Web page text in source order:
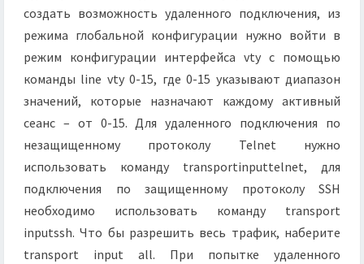
создать возможность удаленного подключения, из
режима глобальной конфигурации нужно войти в
режим конфигурации интерфейса vty с помощью
команды line vty 0-15, где 0-15 указывают диапазон
значений, которые назначают каждому активный
сеанс – от 0-15. Для удаленного подключения по
незащищенному протоколу Telnet нужно
использовать команду transportinputtelnet, для
подключения по защищенному протоколу SSH
необходимо использовать команду transport
inputssh. Что бы разрешить весь трафик, наберите
transport input all. При попытке удаленного